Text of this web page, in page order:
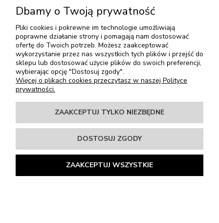
SOCIAL MEDIA
Winiarki Do Zabudowy I Wolnostojące | Winiarki24.pl
71-017 Szczecin
tel:91 4854776
mail:winiarki24@tres.net.pl
NIP: 8521051978
Dbamy o Twoją prywatność
Pliki cookies i pokrewne im technologie umożliwiają
poprawne działanie strony i pomagają nam dostosować
ofertę do Twoich potrzeb. Możesz zaakceptować
wykorzystanie przez nas wszystkich tych plików i przejść do
sklepu lub dostosować użycie plików do swoich preferencji,
wybierając opcję "Dostosuj zgody".
Więcej o plikach cookies przeczytasz w naszej Polityce
prywatności.
ZAAKCEPTUJ TYLKO NIEZBĘDNE
DOSTOSUJ ZGODY
ZAAKCEPTUJ WSZYSTKIE